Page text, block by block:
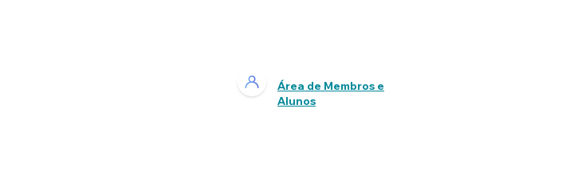
Área de Membros e
Alunos